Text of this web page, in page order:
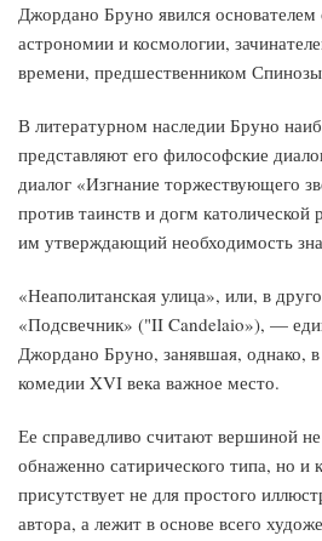
Джордано Бруно явился
астрономии и космологии,
времени, предшественни­ком
В литературном наследии Бруно
представ­ляют его философские
диалог «Изгнание торжествующего
против таинств и догм като­лической
им утверждающий необходимость
«Неаполитанская улица», или, в
«Подсвечник» ("II Candelaio»), —
Джордано Бруно, занявшая, однако, в
комедии XVI века важное место.
Ее справедливо считают вершиной
обнаженно са­тирического типа, но и
присутствует не для простого
автора, а лежит в основе всего